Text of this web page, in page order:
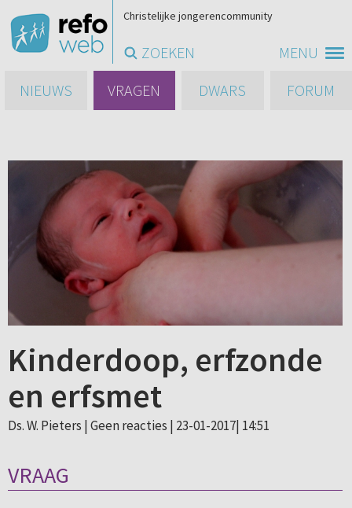
MENU
Christelijke jongerencommunity
ZOEKEN
NIEUWS
VRAGEN DWARS FORUM
Kinderdoop, erfzonde
en erfsmet
Ds. W. Pieters | Geen reacties | 23-01-2017| 14:51
VRAAG